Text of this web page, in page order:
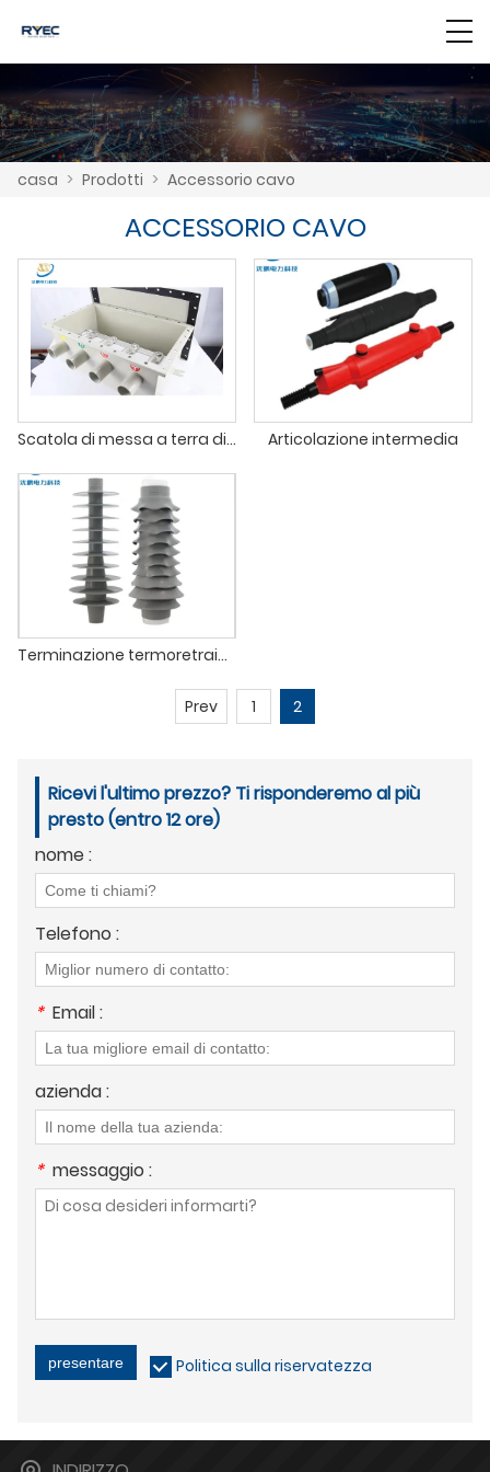
casa > Prodotti > Accessorio cavo
ACCESSORIO CAVO
Scatola di messa a terra diretta Articolazione intermedia
Terminazione termoretraibile a freddo da 35 kV
Prev 1 2
Ricevi l'ultimo prezzo? Ti risponderemo al più
presto (entro 12 ore)
nome :
Telefono :
* Email :
azienda :
* messaggio :
presentare Politica sulla riservatezza